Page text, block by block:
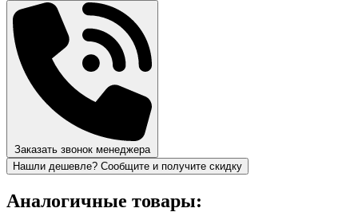
Заказать звонок менеджера
Нашли дешевле? Сообщите и получите скидку
Аналогичные товары: